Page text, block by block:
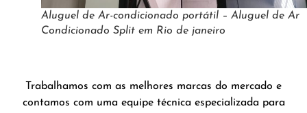
Aluguel de Ar-condicionado portátil – Aluguel de Ar
Condicionado Split em Rio de janeiro
Trabalhamos com as melhores marcas do mercado e
contamos com uma equipe técnica especializada para